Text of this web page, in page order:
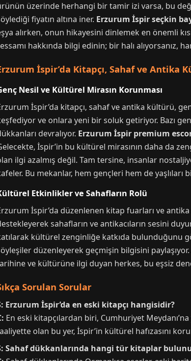
üzerinde herhangi bir tamir izi varsa, bu
fiyatın altına iner. Erzurum İspir seçkin
alırken, onun hikayesini dinlemek en önemli
hakkında bilgi edinin; bir halı alıyorsanız,
İspir’da Kitapçı, Sahaf ve Antika
Nesil ve Kültürel Mirasın Korunması
İspir’da kitapçı, sahaf ve antika kültürü,
ve onlara yeni bir soluk getiriyor. Bazı
devralıyor. Erzurum İspir premium
İspir’in bu kültürel mirasının daha da
ilgi azalmış değil. Tam tersine, insanlar
Bu mekanlar, hem gençleri hem de yaşlıları
Etkinlikler ve Sahafların Rolü
İspir’da düzenlenen kitap fuarları ve
sahafların ve antikacıların sesini
kültürel zenginliğe katkıda bulunduğunu
düzenleyerek geçmişin bilgisini
ve kültürüne ilgi duyan herkes, bu eşsiz
Sorulan Sorular
Erzurum İspir’da en eski kitapçı hangisidir?
En eski kitapçılardan biri, Cumhuriyet
olan bu yer, İspir’in kültürel hafızasını
Sahaf dükkanlarında hangi tür kitaplar